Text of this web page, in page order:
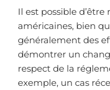
Il est possible
américaines, bien
généralement des
démontrer un
respect de la
exemple, un cas